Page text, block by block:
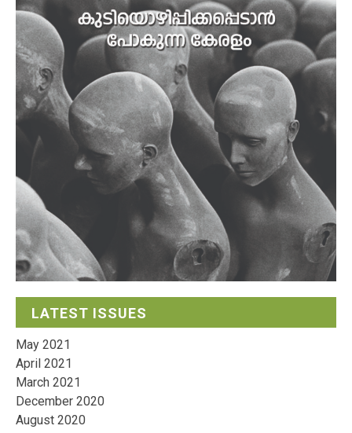
LATEST ISSUES
May 2021
April 2021
March 2021
December 2020
August 2020